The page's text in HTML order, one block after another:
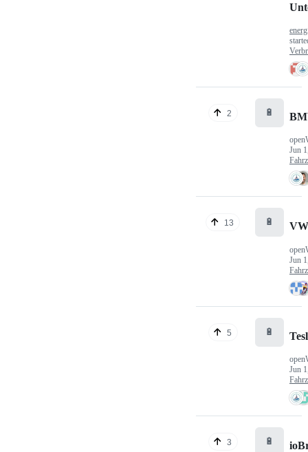
2 🔋
Jun
13 🔋
Jun
5 🔋
Jun
3 🔋